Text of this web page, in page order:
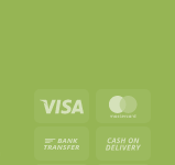
Visa
Bank